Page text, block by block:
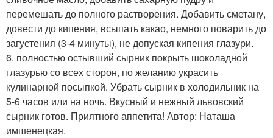
перемешать до полного растворения. Добавить сметану,
довести до кипения, всыпать какао, немного поварить до
загустения (3-4 минуты), не допуская кипения глазури.
6. полностью остывший сырник покрыть шоколадной
глазурью со всех сторон, по желанию украсить
кулинарной посыпкой. Убрать сырник в холодильник на
5-6 часов или на ночь. Вкусный и нежный львовский
сырник готов. Приятного аппетита! Автор: Наташа
имшенецкая.